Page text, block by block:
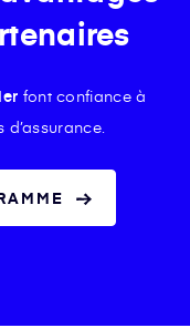
font confiance à